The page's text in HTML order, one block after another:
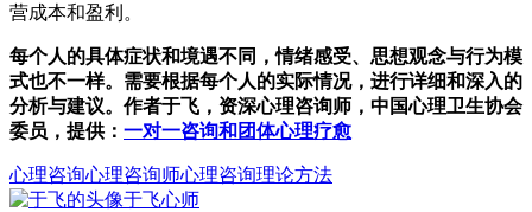
营成本和盈利。
每个人的具体症状和境遇不同，情绪感受、思想观念与行为模
式也不一样。需要根据每个人的实际情况，进行详细和深入的
分析与建议。作者于飞，资深心理咨询师，中国心理卫生协会
委员，提供： 一对一咨询和团体心理疗愈
心理咨询心理咨询师心理咨询理论方法
于飞心师